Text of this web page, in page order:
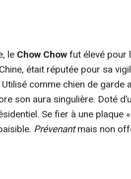
le Chow Chow fut élevé pour
était réputée pour sa
comme chien de
son aura singulière. Doté
Se fier à une plaque
Prévenantmais non